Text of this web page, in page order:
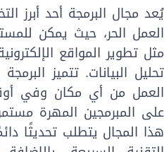
يُعد مجال البرمجة أحد
العمل الحر، حيث يمكن
مثل تطوير المواقع
تحليل البيانات. تتميز
العمل من أي مكان وفي
على المبرمجين المهرة
هذا المجال يتطلب تحديثًا